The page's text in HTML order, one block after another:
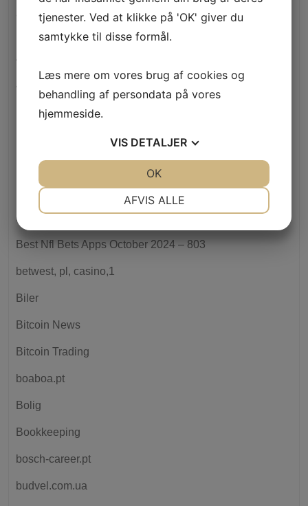
availableloan.net+installment-loans-ne+blue-springs
how to do a cash advance
Aviator Game Rules Риск Потери – 71
Banda
Basaribet
bendicon.com
Best fitness apps 2026
Best Nfl Bets Apps October 2024 – 803
betwest, pl, casino,1
Biler
Bitcoin News
Bitcoin Trading
boaboa.pt
Bolig
Bookkeeping
bosch-career.pt
budvel.com.ua
tjenester. Ved at klikke på 'OK' giver du
samtykke til disse formål.
Læs mere om vores brug af cookies og
behandling af persondata på vores
hjemmeside.
VIS DETALJER
MARKETING STATISTIK
AFVIS ALLE
OK